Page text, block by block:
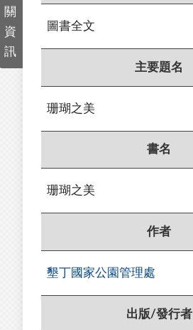
關
資
訊
圖書全文
主要題名
珊瑚之美
書名
珊瑚之美
作者
墾丁國家公園管理處
出版/發行者